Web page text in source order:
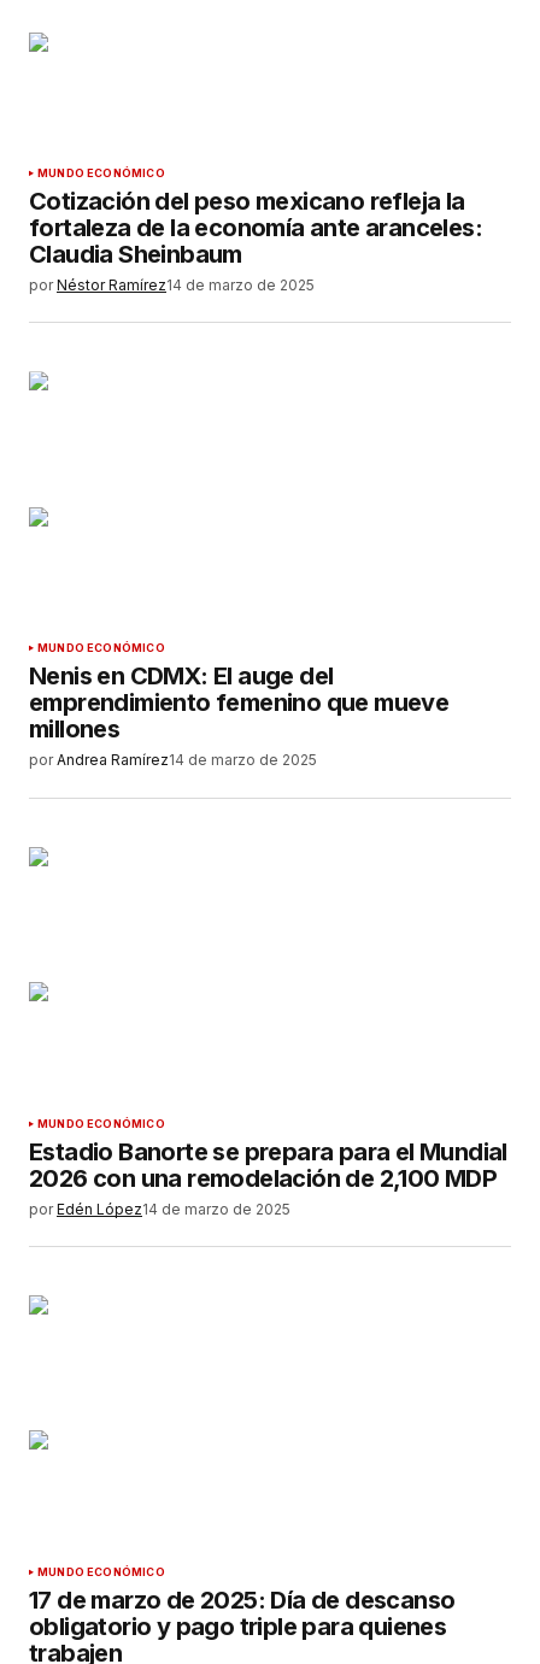
MUNDO ECONÓMICO
Cotización del peso mexicano refleja la
fortaleza de la economía ante aranceles:
Claudia Sheinbaum
por Néstor Ramírez14 de marzo de 2025
MUNDO ECONÓMICO
Nenis en CDMX: El auge del
emprendimiento femenino que mueve
millones
por Andrea Ramírez14 de marzo de 2025
MUNDO ECONÓMICO
Estadio Banorte se prepara para el Mundial
2026 con una remodelación de 2,100 MDP
por Edén López14 de marzo de 2025
MUNDO ECONÓMICO
17 de marzo de 2025: Día de descanso
obligatorio y pago triple para quienes
trabajen